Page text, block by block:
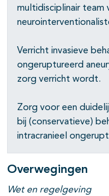
multidisciplinair team
Verricht invasieve
ongeruptureerd
zorg verricht wordt.
Zorg voor een
bij (conservatieve)
intracranieel
Overwegingen
Wet en regelgeving